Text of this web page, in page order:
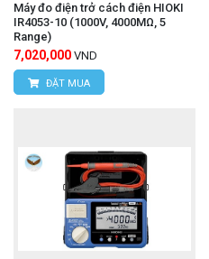
Máy đo điện trở cách điện HIOKI
IR4053-10 (1000V, 4000MΩ, 5
Range)
7,020,000 VND
ĐẶT MUA